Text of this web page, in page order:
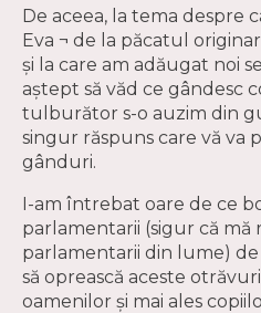
De aceea, la tema despre
Eva ¬ de la păcatul
şi la care am adăugat noi
aştept să văd ce gândesc
tulburător s-o auzim din
singur răspuns care vă va
gânduri.
I-am întrebat oare de ce
parlamentarii (sigur că mă
parlamentarii din lume)
să oprească aceste
oamenilor şi mai ales